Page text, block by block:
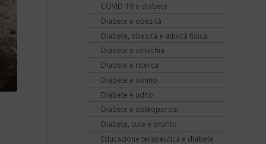
COVID-19 e diabete
Diabete e obesità
Diabete, obesità e attività fisica
Diabete e celiachia
Diabete e ricerca
Diabete e sonno
Diabete e udito
Diabete e osteoporosi
Diabete, cute e prurito
Educazione terapeutica e diabete